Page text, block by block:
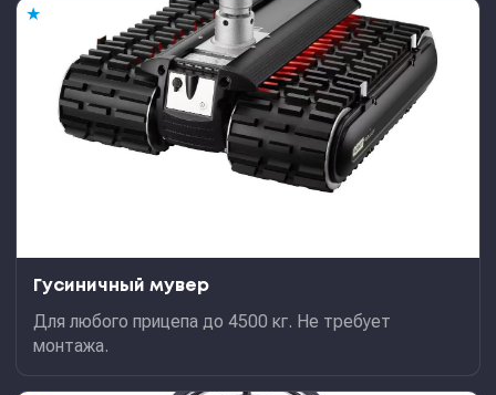
★
Гусиничный мувер
Для любого прицепа до 4500 кг. Не требует
монтажа.